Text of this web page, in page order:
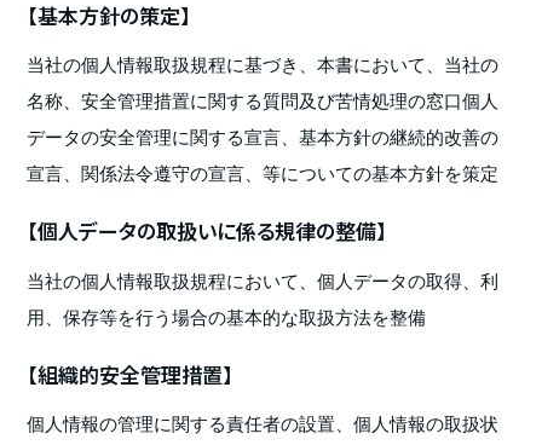
【基本方針の策定】
当社の個人情報取扱規程に基づき、本書において、当社の
名称、安全管理措置に関する質問及び苦情処理の窓口個人
データの安全管理に関する宣言、基本方針の継続的改善の
宣言、関係法令遵守の宣言、等についての基本方針を策定
【個人データの取扱いに係る規律の整備】
当社の個人情報取扱規程において、個人データの取得、利
用、保存等を行う場合の基本的な取扱方法を整備
【組織的安全管理措置】
個人情報の管理に関する責任者の設置、個人情報の取扱状